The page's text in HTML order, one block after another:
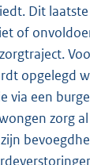
Dit
of
opgelegd
via een
zorg